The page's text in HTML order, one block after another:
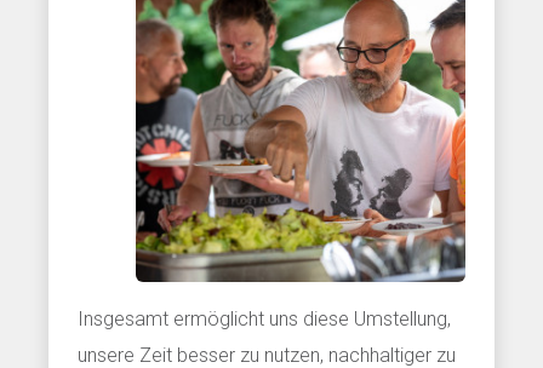
Insgesamt ermöglicht uns diese Umstellung,
unsere Zeit besser zu nutzen, nachhaltiger zu